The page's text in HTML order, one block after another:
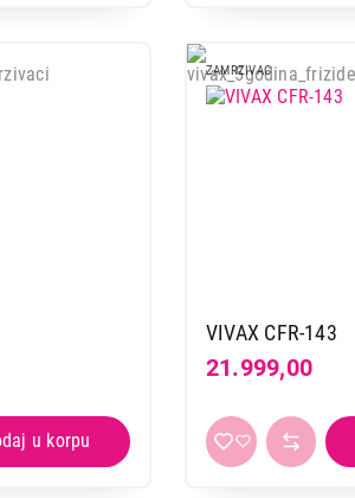
ZAMRZIVAC
VIVAX CFR-143
21.999,00
Nastavi kupovinu